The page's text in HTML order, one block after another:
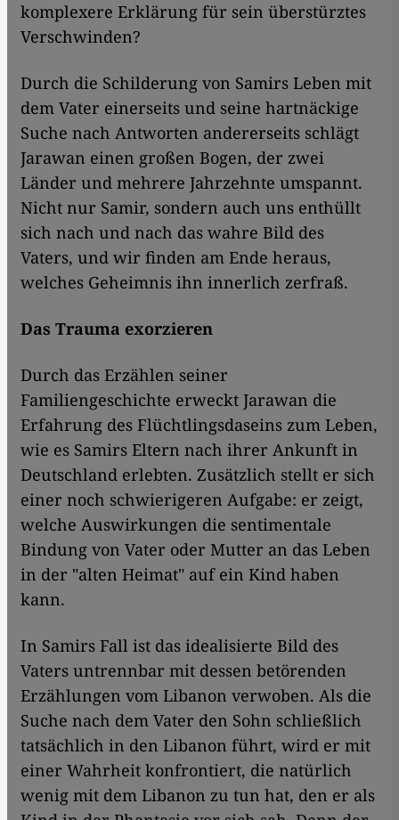
komplexere Erklärung für sein überstürztes
Verschwinden?
Durch die Schilderung von Samirs Leben mit
dem Vater einerseits und seine hartnäckige
Suche nach Antworten andererseits schlägt
Jarawan einen großen Bogen, der zwei
Länder und mehrere Jahrzehnte umspannt.
Nicht nur Samir, sondern auch uns enthüllt
sich nach und nach das wahre Bild des
Vaters, und wir finden am Ende heraus,
welches Geheimnis ihn innerlich zerfraß.
Das Trauma exorzieren
Durch das Erzählen seiner
Familiengeschichte erweckt Jarawan die
Erfahrung des Flüchtlingsdaseins zum Leben,
wie es Samirs Eltern nach ihrer Ankunft in
Deutschland erlebten. Zusätzlich stellt er sich
einer noch schwierigeren Aufgabe: er zeigt,
welche Auswirkungen die sentimentale
Bindung von Vater oder Mutter an das Leben
in der "alten Heimat" auf ein Kind haben
kann.
In Samirs Fall ist das idealisierte Bild des
Vaters untrennbar mit dessen betörenden
Erzählungen vom Libanon verwoben. Als die
Suche nach dem Vater den Sohn schließlich
tatsächlich in den Libanon führt, wird er mit
einer Wahrheit konfrontiert, die natürlich
wenig mit dem Libanon zu tun hat, den er als